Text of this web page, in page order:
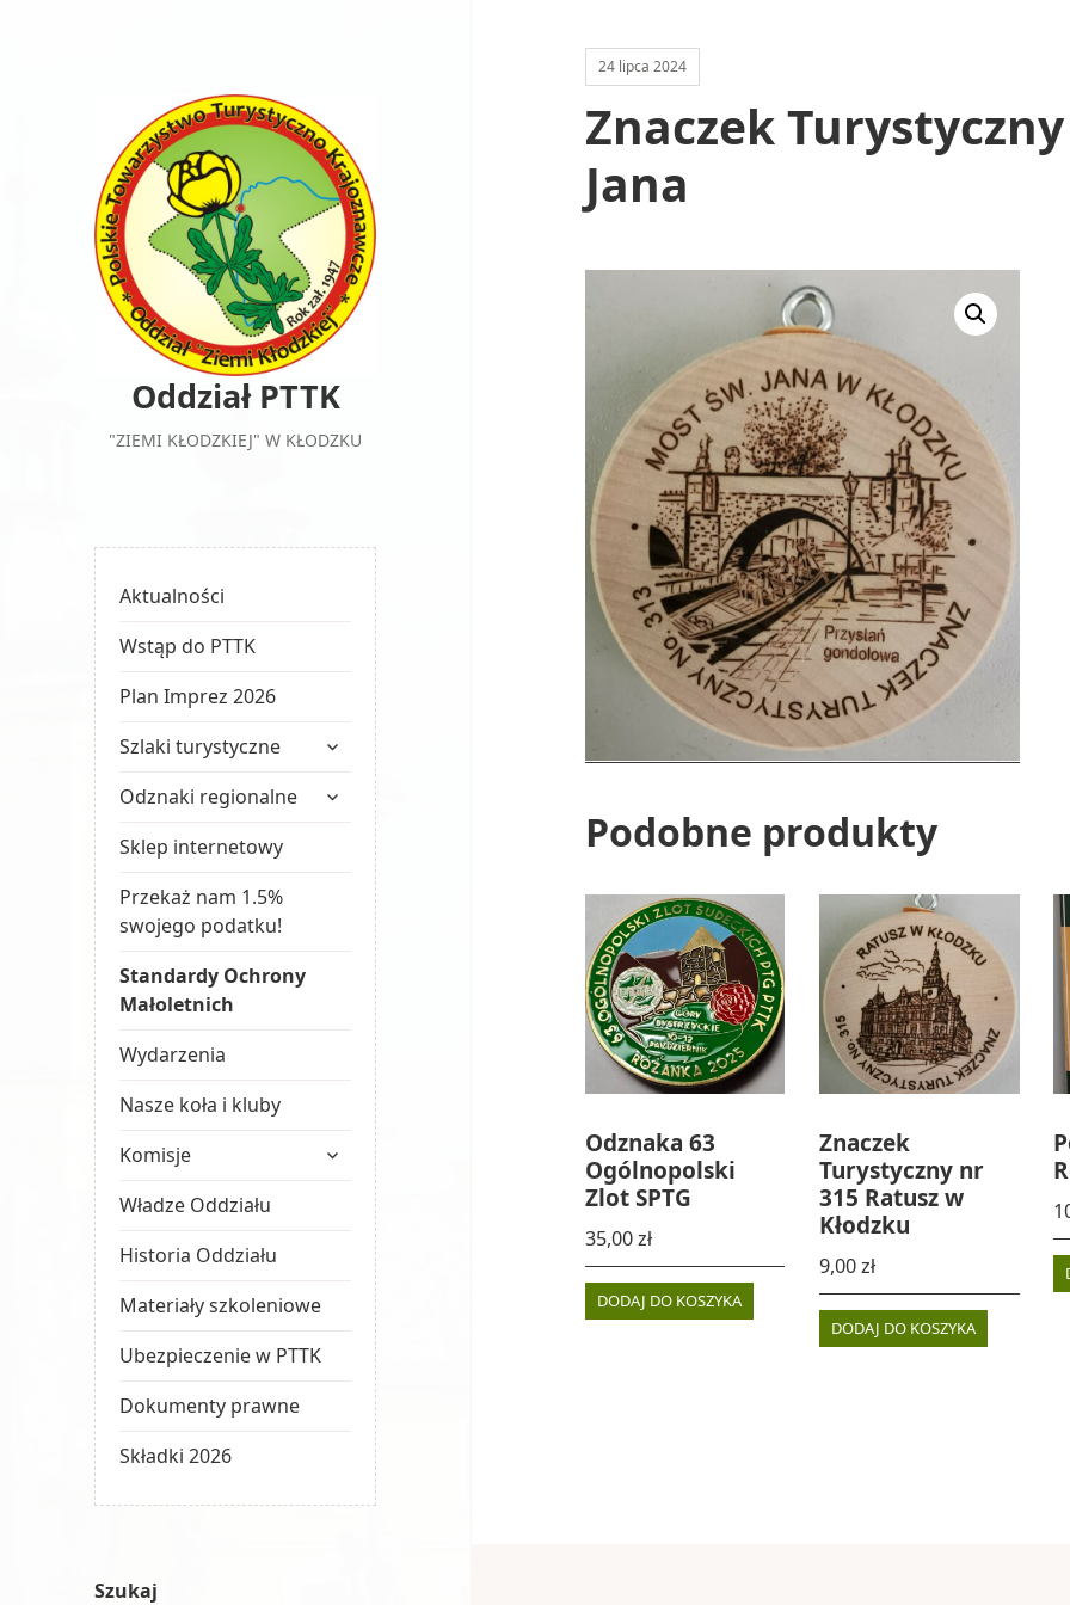
Oddział PTTK
"ZIEMI KŁODZKIEJ" W KŁODZKU
Aktualności
Wstąp do PTTK
Plan Imprez 2026
Szlaki turystyczne
rozwiń
menu
potomne
Odznaki regionalne
rozwiń
menu
potomne
Sklep internetowy
Przekaż nam 1.5%
swojego podatku!
Standardy Ochrony
Małoletnich
Wydarzenia
Nasze koła i kluby
Komisje
rozwiń
menu
potomne
Władze Oddziału
Historia Oddziału
Materiały szkoleniowe
Ubezpieczenie w PTTK
Dokumenty prawne
Składki 2026
Szukaj
24 lipca 2024
Znaczek
Jana
Podobne produkty
Odznaka 63
Ogólnopolski
Zlot SPTG
35,00zł
DODAJ DO KOSZYKA
Znaczek
Turystyczny nr
315 Ratusz w
Kłodzku
9,00zł
DODAJ DO KOSZYKA